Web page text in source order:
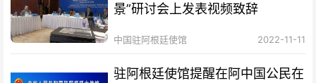
景”研讨会上发表视频致辞
中国驻阿根廷使馆 2022-11-11
驻阿根廷使馆提醒在阿中国公民在